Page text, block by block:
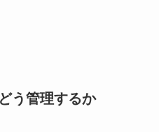
う管理するか